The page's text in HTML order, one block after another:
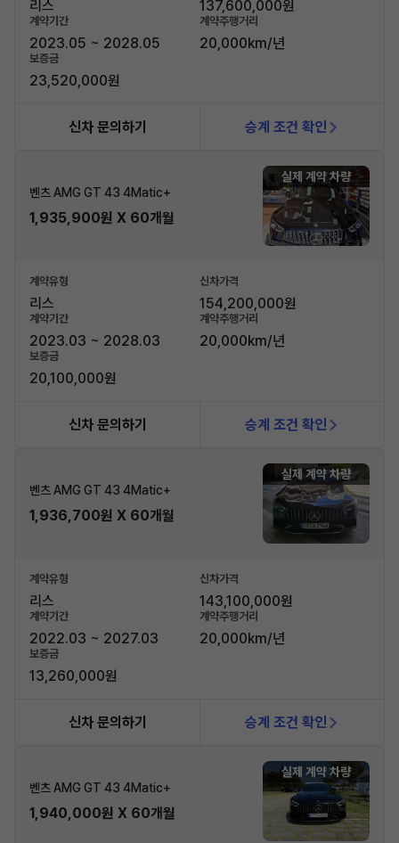
리스 137,600,000원
계약기간
2023.05 ~ 2028.05
계약주행거리
20,000km/년
보증금
23,520,000원
신차 문의하기 승계 조건 확인
벤츠 AMG GT 43 4Matic+
1,935,900원 X 60개월
실제 계약 차량
계약유형
리스
신차가격
154,200,000원
계약기간
2023.03 ~ 2028.03
계약주행거리
20,000km/년
보증금
20,100,000원
신차 문의하기 승계 조건 확인
벤츠 AMG GT 43 4Matic+
1,936,700원 X 60개월
실제 계약 차량
계약유형
리스
신차가격
143,100,000원
계약기간
2022.03 ~ 2027.03
계약주행거리
20,000km/년
보증금
13,260,000원
신차 문의하기 승계 조건 확인
벤츠 AMG GT 43 4Matic+
1,940,000원 X 60개월
실제 계약 차량